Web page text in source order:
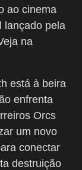
ao cinema
lançado pela
na
está à beira
enfrenta
Orcs
um novo
conectar
destruição